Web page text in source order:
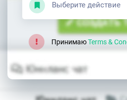
Выберите действие
ПринимаюTerms &